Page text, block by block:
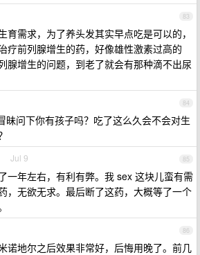
83
育需求，为了养头发其实早点吃是可以的，
疗前列腺增生的药，好像雄性激素过高的
腺增生的问题，到老了就会有那种滴不出尿
84
昧问下你有孩子吗？吃了这么久会不会对生
85
Jul 9
一年左右，有利有弊。我 sex 这块儿蛮有需
，无欲无求。最后断了这药，大概等了一个
86
诺地尔之后效果非常好，后悔用晚了。前几